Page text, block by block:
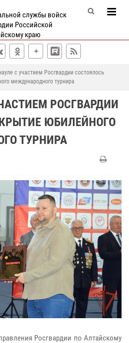
службы войск
Российской
краю
с участием Росгвардии состоялось
международного турнира
РОСГВАРДИИ
ЮБИЛЕЙНОГО
ТУРНИРА
Росгвардии по Алтайскому